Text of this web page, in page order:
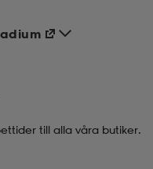
till alla våra butiker.